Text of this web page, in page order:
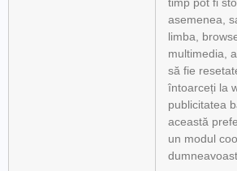
asemenea,
limba,
multimedia,
să fie
întoarceți la
publicitatea
această
un modul